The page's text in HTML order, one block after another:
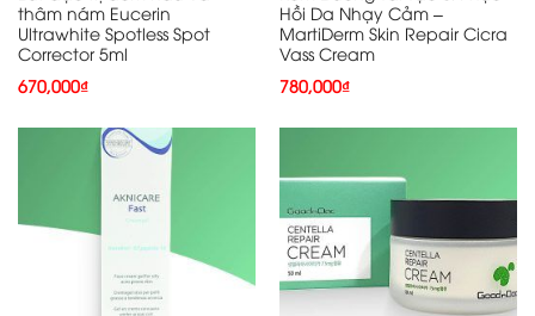
thâm nám Eucerin
Ultrawhite Spotless Spot
Corrector 5ml
670,000₫
Hồi Da Nhạy Cảm –
MartiDerm Skin Repair Cicra
Vass Cream
780,000₫